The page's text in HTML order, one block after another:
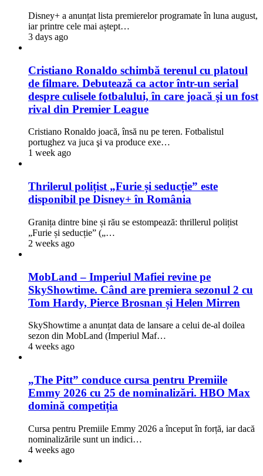
Disney+ a anunțat lista premierelor programate în luna august,
iar printre cele mai aștept…
3 days ago
Cristiano Ronaldo schimbă terenul cu platoul
de filmare. Debutează ca actor într-un serial
despre culisele fotbalului, în care joacă şi un fost
rival din Premier League
Cristiano Ronaldo joacă, însă nu pe teren. Fotbalistul
portughez va juca şi va produce exe…
1 week ago
Thrilerul polițist „Furie și seducție” este
disponibil pe Disney+ în România
Granița dintre bine și rău se estompează: thrillerul polițist
„Furie și seducție” („…
2 weeks ago
MobLand – Imperiul Mafiei revine pe
SkyShowtime. Când are premiera sezonul 2 cu
Tom Hardy, Pierce Brosnan și Helen Mirren
SkyShowtime a anunțat data de lansare a celui de-al doilea
sezon din MobLand (Imperiul Maf…
4 weeks ago
„The Pitt” conduce cursa pentru Premiile
Emmy 2026 cu 25 de nominalizări. HBO Max
domină competiția
Cursa pentru Premiile Emmy 2026 a început în forță, iar dacă
nominalizările sunt un indici…
4 weeks ago